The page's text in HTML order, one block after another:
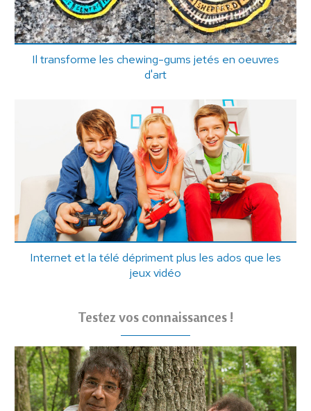
Il transforme les chewing-gums jetés en oeuvres
d'art
Internet et la télé dépriment plus les ados que les
jeux vidéo
Testez vos connaissances !